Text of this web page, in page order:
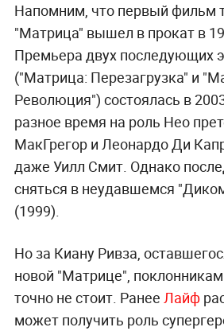
Напомним, что первый фильм
"Матрица" вышел в прокат в
Премьера двух последующих
("Матрица: Перезагрузка" и
Революция") состоялась в
разное время на роль Нео
МакГрегор и Леонардо Ди
даже Уилл Смит. Однако
сняться в неудавшемся
(1999).
Но за Киану Ривза,
новой "Матрице",
точно не стоит. Ранее Лайф
может получить роль